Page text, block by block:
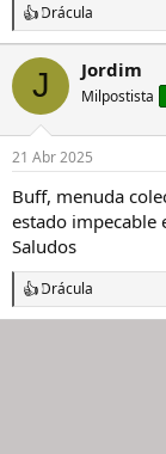
R
e
a
i
o
n
e
s
Drácula
J Jordim
Milpostista
21 Abr 2025
Buff, menuda
estado impecable
Saludos
R
e
Drácula